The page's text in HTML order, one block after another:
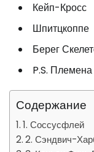
Кейп-Кросс
Шпитцкоппе
Берег
P.S.
Содержание
1. Соссусфлей
2. Сэндвич-